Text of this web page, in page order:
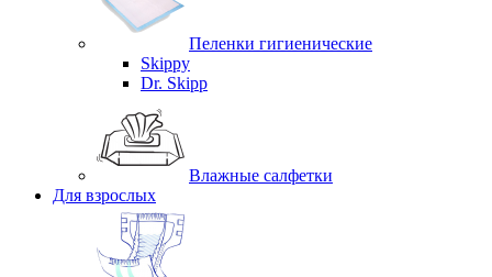
Пеленки гигиенические
Skippy
Dr. Skipp
Влажные салфетки
Для взрослых